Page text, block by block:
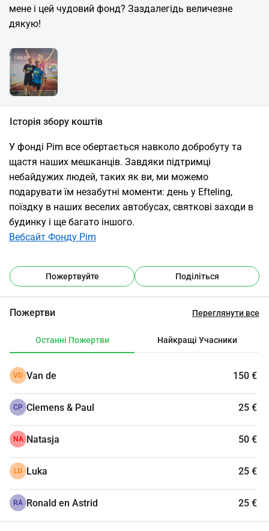
мене і цей чудовий фонд? Заздалегідь величезне
дякую!
Історія збору коштів
У фонді Pim все обертається навколо добробуту та
щастя наших мешканців. Завдяки підтримці
небайдужих людей, таких як ви, ми можемо
подарувати їм незабутні моменти: день у Efteling,
поїздку в наших веселих автобусах, святкові заходи в
будинку і ще багато іншого.
Вебсайт Фонду Pim
Пожертвуйте Поділіться
Пожертви Переглянути все
Останні Пожертви Найкращі Учасники
VD Van de 150 €
CP Clemens & Paul 25 €
NA Natasja 50 €
LU Luka 25 €
RA Ronald en Astrid 25 €